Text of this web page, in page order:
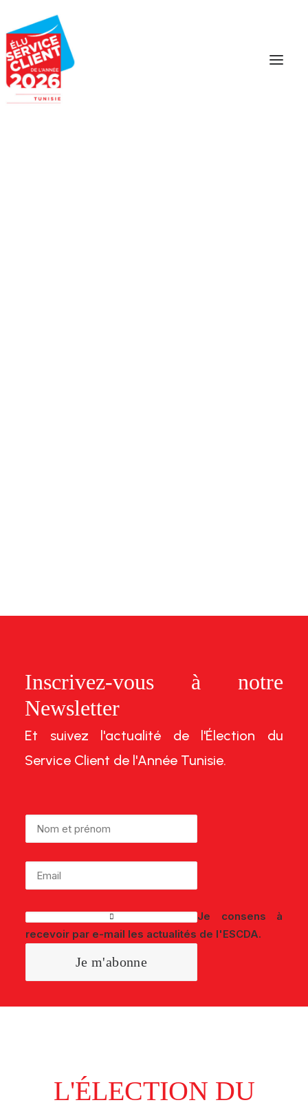
Inscrivez-vous à notre
Newsletter
Et suivez l'actualité de l'Élection du
Service Client de l'Année Tunisie.
Je consens à
recevoir par e-mail les actualités de l'ESCDA.
L'ÉLECTION DU